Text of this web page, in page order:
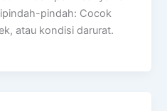
pindah: Cocok
atau kondisi darurat.